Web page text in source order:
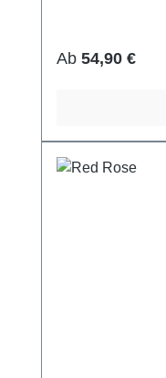
Regulärer Preis:
Ab 54,90 €